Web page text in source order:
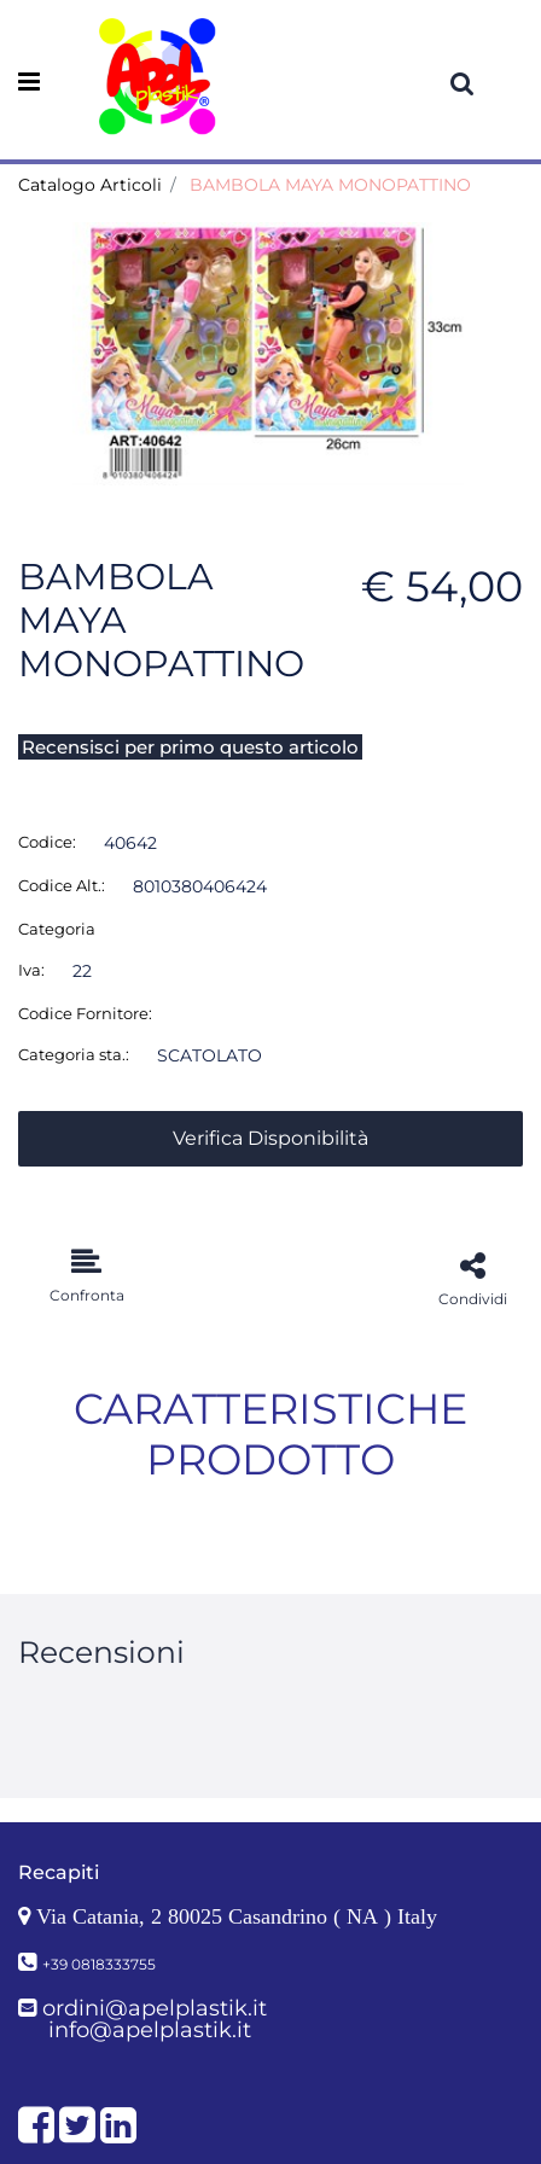
Open menu
Catalogo Articoli BAMBOLA MAYA MONOPATTINO
BAMBOLA
MAYA
MONOPATTINO
€ 54,00
Recensisci per primo questo articolo
Codice: 40642
Codice Alt.: 8010380406424
Categoria
Iva: 22
Codice Fornitore:
Categoria sta.: SCATOLATO
Verifica Disponibilità
Confronta Condividi
CARATTERISTICHE
PRODOTTO
Recensioni
Recapiti
Via Catania, 2 80025 Casandrino ( NA ) Italy
+39 0818333755
ordini@apelplastik.it
info@apelplastik.it
Facebook
TwitterLinkedIn